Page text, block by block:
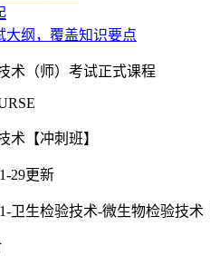
大纲，覆盖知识要点
术（师）考试正式课程
术【冲刺班】
29更新
卫生检验技术-微生物检验技